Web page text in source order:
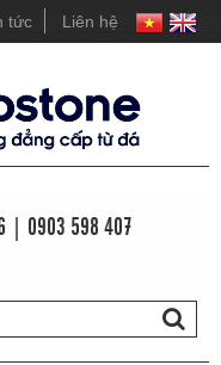
tức Liên hệ
| 0903 598 407